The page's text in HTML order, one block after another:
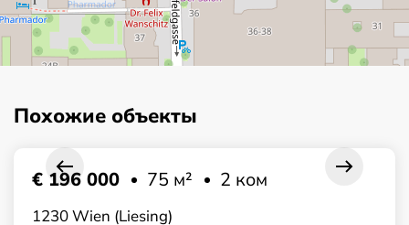
Похожие объекты
€ 196 000 75 м² 2 ком
1230 Wien (Liesing)